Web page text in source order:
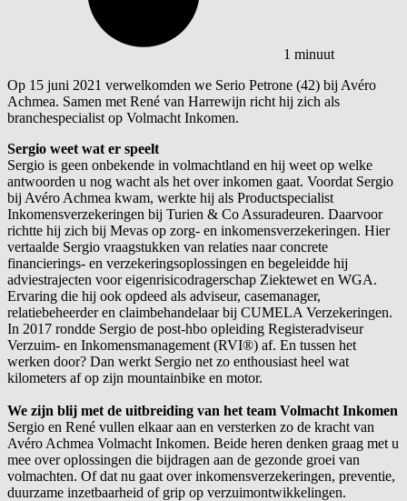
1 minuut
Op 15 juni 2021 verwelkomden we Serio Petrone (42) bij Avéro
Achmea. Samen met René van Harrewijn richt hij zich als
branchespecialist op Volmacht Inkomen.
Sergio weet wat er speelt
Sergio is geen onbekende in volmachtland en hij weet op welke
antwoorden u nog wacht als het over inkomen gaat. Voordat Sergio
bij Avéro Achmea kwam, werkte hij als Productspecialist
Inkomensverzekeringen bij Turien & Co Assuradeuren. Daarvoor
richtte hij zich bij Mevas op zorg- en inkomensverzekeringen. Hier
vertaalde Sergio vraagstukken van relaties naar concrete
financierings- en verzekeringsoplossingen en begeleidde hij
adviestrajecten voor eigenrisicodragerschap Ziektewet en WGA.
Ervaring die hij ook opdeed als adviseur, casemanager,
relatiebeheerder en claimbehandelaar bij CUMELA Verzekeringen.
In 2017 rondde Sergio de post-hbo opleiding Registeradviseur
Verzuim- en Inkomensmanagement (RVI®) af. En tussen het
werken door? Dan werkt Sergio net zo enthousiast heel wat
kilometers af op zijn mountainbike en motor.
We zijn blij met de uitbreiding van het team Volmacht Inkomen
Sergio en René vullen elkaar aan en versterken zo de kracht van
Avéro Achmea Volmacht Inkomen. Beide heren denken graag met u
mee over oplossingen die bijdragen aan de gezonde groei van
volmachten. Of dat nu gaat over inkomensverzekeringen, preventie,
duurzame inzetbaarheid of grip op verzuimontwikkelingen.